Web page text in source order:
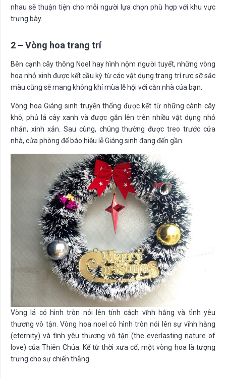
nhau sẽ thuận tiện cho mỗi người lựa chọn phù hợp với khu vực
trưng bày.
2 – Vòng hoa trang trí
Bên cạnh cây thông Noel hay hình nộm người tuyết, những vòng
hoa nhỏ xinh được kết cầu kỳ từ các vật dụng trang trí rực sỡ sắc
màu cũng sẽ mang không khí mùa lễ hội với căn nhà của bạn.
Vòng hoa Giáng sinh truyền thống được kết từ những cành cây
khô, phủ lá cây xanh và được gắn lên trên nhiều vật dụng nhỏ
nhắn, xinh xắn. Sau cùng, chúng thường được treo trước cửa
nhà, cửa phòng để báo hiệu lễ Giáng sinh đang đến gần.
Vòng lá có hình tròn nói lên tính cách vĩnh hằng và tình yêu
thương vô tận. Vòng hoa noel có hình tròn nói lên sự vĩnh hằng
(eternity) và tình yêu thương vô tận (the everlasting nature of
love) của Thiên Chúa. Kể từ thời xưa cổ, một vòng hoa là tượng
trưng cho sự chiến thắng